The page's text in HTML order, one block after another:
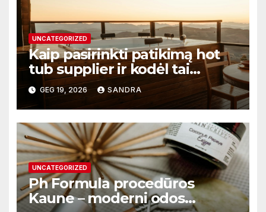
UNCATEGORIZED
Kaip pasirinkti patikimą hot
tub supplier ir kodėl tai
svarbu?
GEG 19, 2026 SANDRA
UNCATEGORIZED
Ph Formula procedūros
Kaune – moderni odos